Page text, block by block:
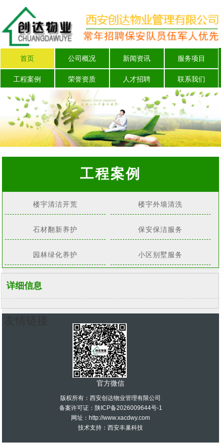
首页 公司概况 新闻资讯 服务项目
工程案例 荣誉资质 人才招聘 联系我们
工程案例
楼宇清洁开荒 楼宇外墙清洗
石材翻新养护 保安保洁服务
园林绿化养护 小区别墅服务
详细信息
官方微信
版权所有：西安创达物业管理有限公司
备案许可证： 陕ICP备2026009644号-1
网址：http://www.xacdwy.com
技术支持： 西安丰巢科技